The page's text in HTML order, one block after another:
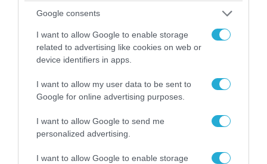
Google consents
I want to allow Google to enable storage
related to advertising like cookies on web or
device identifiers in apps.
I want to allow my user data to be sent to
Google for online advertising purposes.
I want to allow Google to send me
personalized advertising.
I want to allow Google to enable storage
09.08.2026 | 17:02